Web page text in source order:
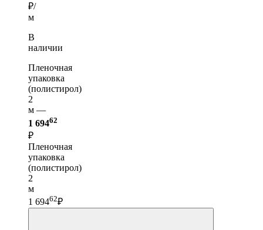
₽/
м
В
наличии
Пленочная
упаковка
(полистирол)
2
м —
1 69462
₽
Пленочная
упаковка
(полистирол)
2
м
1 69462₽